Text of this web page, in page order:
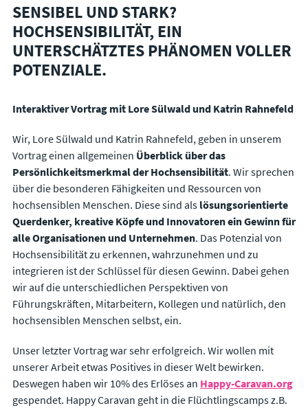
SENSIBEL UND STARK?
HOCHSENSIBILITÄT, EIN
UNTERSCHÄTZTES PHÄNOMEN VOLLER
POTENZIALE.
Interaktiver Vortrag mit Lore Sülwald und Katrin Rahnefeld
Wir, Lore Sülwald und Katrin Rahnefeld, geben in unserem
Vortrag einen allgemeinen Überblick über das
Persönlichkeitsmerkmal der Hochsensibilität. Wir sprechen
über die besonderen Fähigkeiten und Ressourcen von
hochsensiblen Menschen. Diese sind als lösungsorientierte
Querdenker, kreative Köpfe und Innovatorenein Gewinn für
alle Organisationen und Unternehmen. Das Potenzial von
Hochsensibilität zu erkennen, wahrzunehmen und zu
integrieren ist der Schlüssel für diesen Gewinn. Dabei gehen
wir auf die unterschiedlichen Perspektiven von
Führungskräften, Mitarbeitern, Kollegen und natürlich, den
hochsensiblen Menschen selbst, ein.
Unser letzter Vortrag war sehr erfolgreich. Wir wollen mit
unserer Arbeit etwas Positives in dieser Welt bewirken.
Deswegen haben wir 10% des Erlöses an Happy-Caravan.org
gespendet. Happy Caravan geht in die Flüchtlingscamps z.B.